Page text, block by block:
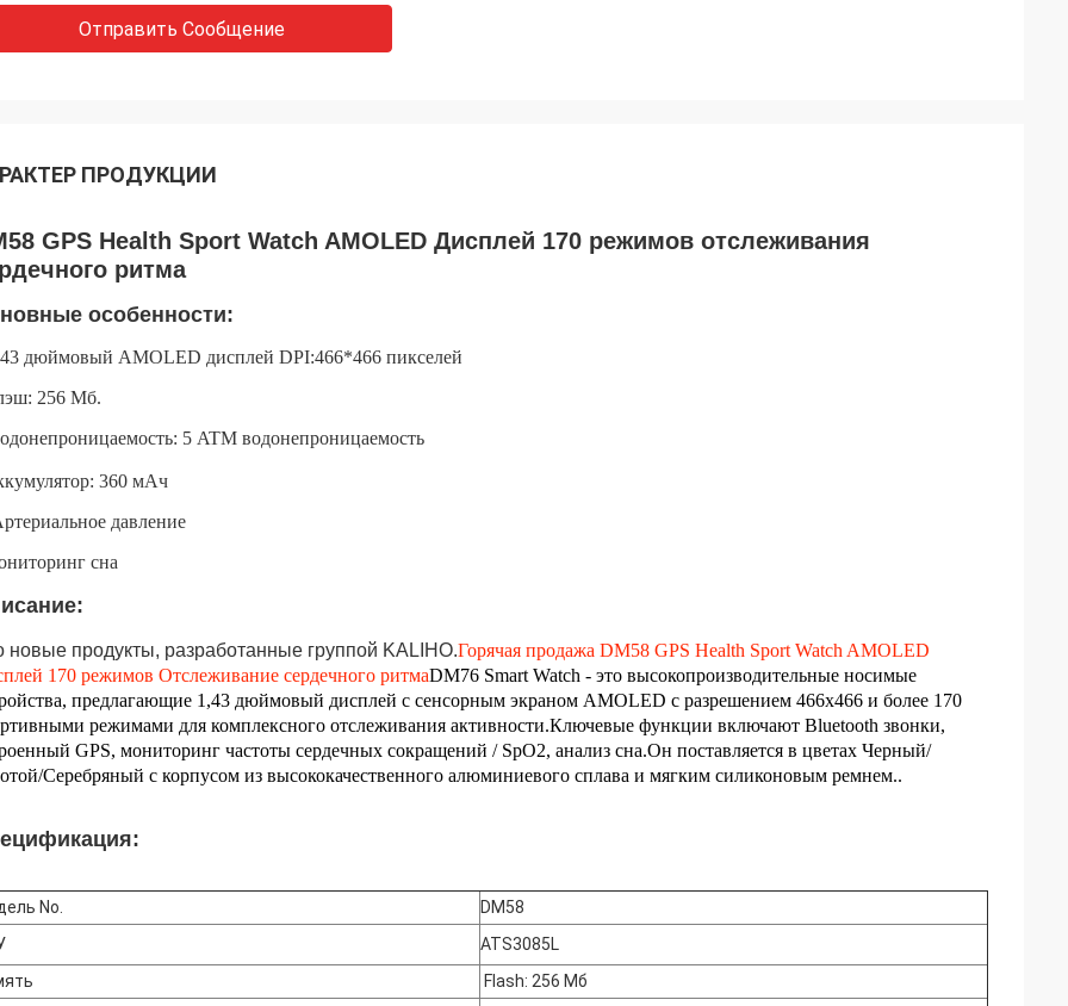
Отправить Сообщение
ПРОДУКЦИИ
GPS Health Sport Watch AMOLED Дисплей 170 режимов отслеживания
ритма
особенности:
дюймовый AMOLED дисплей DPI:466*466 пикселей
256 Мб.
5 ATM водонепроницаемость
360 мАч
давление
сна
новые продукты, разработанные группой KALIHO.Горячая продажа DM58 GPS Health Sport Watch AMOLED
170 режимов Отслеживание сердечного ритмаDM76 Smart Watch - это высокопроизводительные носимые
предлагающие 1,43 дюймовый дисплей с сенсорным экраном AMOLED с разрешением 466x466 и более 170
режимами для комплексного отслеживания активности.Ключевые функции включают Bluetooth звонки,
GPS, мониторинг частоты сердечных сокращений / SpO2, анализ сна.Он поставляется в цветах Черный/
Серебряный с корпусом из высококачественного алюминиевого сплава и мягким силиконовым ремнем..
No.
DM58
ATS3085L
Flash: 256 Мб